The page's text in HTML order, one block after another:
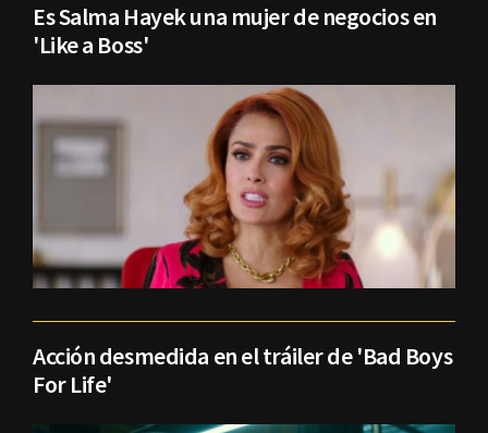
Es Salma Hayek una mujer de negocios en
'Like a Boss'
Acción desmedida en el tráiler de 'Bad Boys
For Life'